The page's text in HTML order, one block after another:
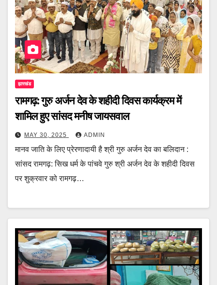
झारखंड
रामगढ़: गुरु अर्जन देव के शहीदी दिवस कार्यक्रम में
शामिल हुए सांसद मनीष जायसवाल
MAY 30, 2025 ADMIN
मानव जाति के लिए प्रेरणादायी है श्री गुरु अर्जन देव का बलिदान :
सांसद रामगढ़: सिख धर्म के पांचवे गुरु श्री अर्जन देव के शहीदी दिवस
पर शुक्रवार को रामगढ़…